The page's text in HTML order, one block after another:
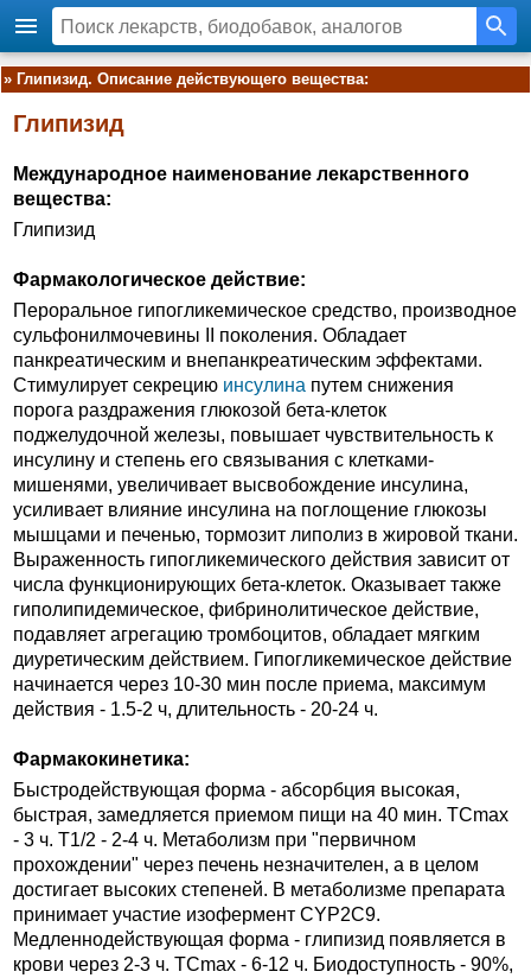
» Глипизид. Описание действующего вещества:
Глипизид
Международное наименование лекарственного
вещества:
Глипизид
Фармакологическое действие:
Пероральное гипогликемическое средство, производное
сульфонилмочевины II поколения. Обладает
панкреатическим и внепанкреатическим эффектами.
Стимулирует секрецию инсулина путем снижения
порога раздражения глюкозой бета-клеток
поджелудочной железы, повышает чувствительность к
инсулину и степень его связывания с клетками-
мишенями, увеличивает высвобождение инсулина,
усиливает влияние инсулина на поглощение глюкозы
мышцами и печенью, тормозит липолиз в жировой ткани.
Выраженность гипогликемического действия зависит от
числа функционирующих бета-клеток. Оказывает также
гиполипидемическое, фибринолитическое действие,
подавляет агрегацию тромбоцитов, обладает мягким
диуретическим действием. Гипогликемическое действие
начинается через 10-30 мин после приема, максимум
действия - 1.5-2 ч, длительность - 20-24 ч.
Фармакокинетика:
Быстродействующая форма - абсорбция высокая,
быстрая, замедляется приемом пищи на 40 мин. TCmax
- 3 ч. T1/2 - 2-4 ч. Метаболизм при "первичном
прохождении" через печень незначителен, а в целом
достигает высоких степеней. В метаболизме препарата
принимает участие изофермент CYP2C9.
Медленнодействующая форма - глипизид появляется в
крови через 2-3 ч. TCmax - 6-12 ч. Биодоступность - 90%,